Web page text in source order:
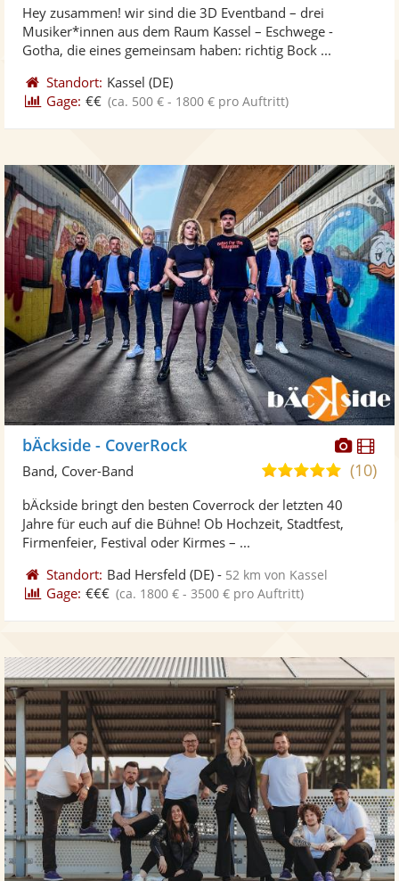
Hey zusammen! wir sind die 3D Eventband – drei
Musiker*innen aus dem Raum Kassel – Eschwege -
Gotha, die eines gemeinsam haben: richtig Bock ...
Standort: Kassel (DE)
Gage: €€ (ca. 500 € - 1800 € pro Auftritt)
bÄckside - CoverRock
5,0
5
Sternen
(10)
Band, Cover-Band
bÄckside bringt den besten Coverrock der letzten 40
Jahre für euch auf die Bühne! Ob Hochzeit, Stadtfest,
Firmenfeier, Festival oder Kirmes – ...
Standort: Bad Hersfeld (DE) - 52 km von Kassel
Gage: €€€ (ca. 1800 € - 3500 € pro Auftritt)